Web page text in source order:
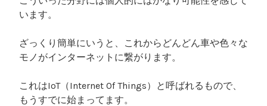
います。
ざっくり簡単にいうと、これからどんどん車や色々な
モノがインターネットに繋がります。
これはIoT（Internet Of Things）と呼ばれるもので、
もうすでに始まってます。